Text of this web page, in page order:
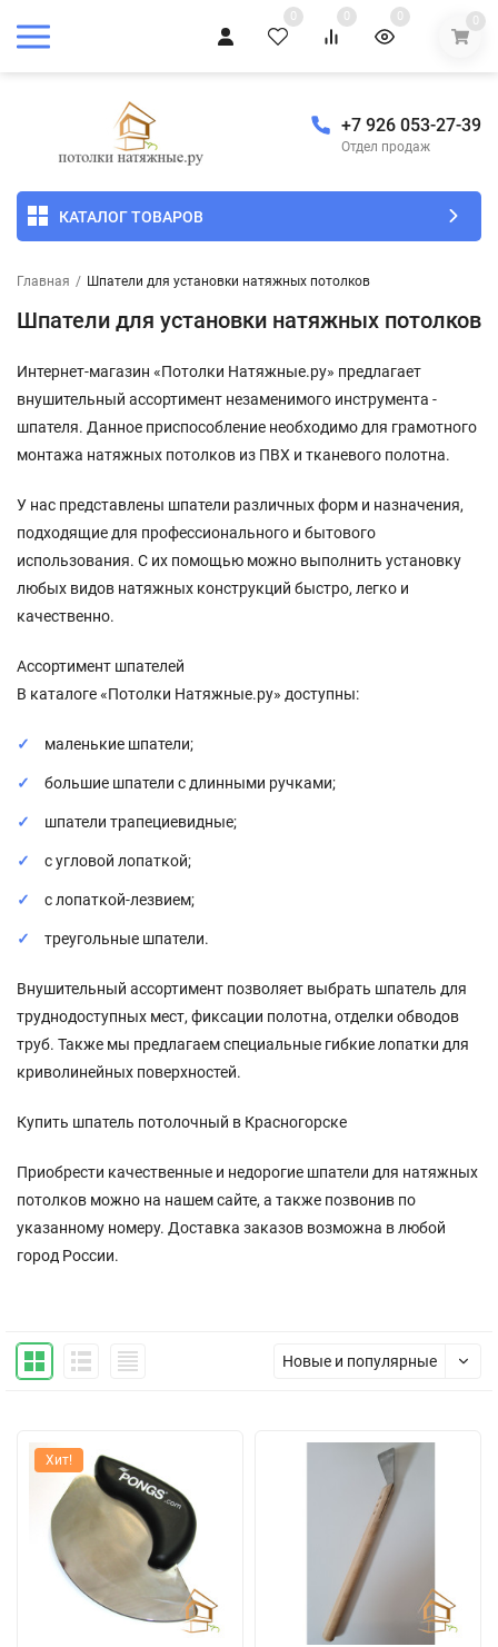
0 0 0 0
+7 926 053-27-39
Отдел продаж
КАТАЛОГ ТОВАРОВ
Главная / Шпатели для установки натяжных потолков
Шпатели для установки натяжных потолков
Интернет-магазин «Потолки Натяжные.ру» предлагает
внушительный ассортимент незаменимого инструмента -
шпателя. Данное приспособление необходимо для грамотного
монтажа натяжных потолков из ПВХ и тканевого полотна.
У нас представлены шпатели различных форм и назначения,
подходящие для профессионального и бытового
использования. С их помощью можно выполнить установку
любых видов натяжных конструкций быстро, легко и
качественно.
Ассортимент шпателей
В каталоге «Потолки Натяжные.ру» доступны:
маленькие шпатели;
большие шпатели с длинными ручками;
шпатели трапециевидные;
с угловой лопаткой;
с лопаткой-лезвием;
треугольные шпатели.
Внушительный ассортимент позволяет выбрать шпатель для
труднодоступных мест, фиксации полотна, отделки обводов
труб. Также мы предлагаем специальные гибкие лопатки для
криволинейных поверхностей.
Купить шпатель потолочный в Красногорске
Приобрести качественные и недорогие шпатели для натяжных
потолков можно на нашем сайте, а также позвонив по
указанному номеру. Доставка заказов возможна в любой
город России.
Новые и популярные
Хит!